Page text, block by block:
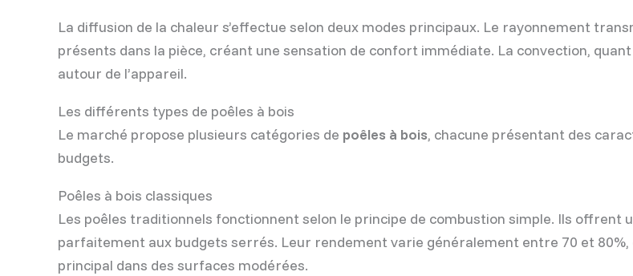
La diffusion de la chaleur s’effectue selon deux modes principaux. Le rayonnement
présents dans la pièce, créant une sensation de confort immédiate. La convection,
autour de l’appareil.
Les différents types de poêles à bois
Le marché propose plusieurs catégories de poêles à bois, chacune présentant des
budgets.
Poêles à bois classiques
Les poêles traditionnels fonctionnent selon le principe de combustion simple. Ils
parfaitement aux budgets serrés. Leur rendement varie généralement entre 70 et
principal dans des surfaces modérées.